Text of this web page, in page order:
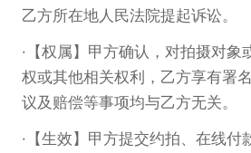
乙方所在地人民法院提起诉讼。
【权属】甲方确认，对拍摄对象
权或其他相关权利，乙方享有署
议及赔偿等事项均与乙方无关。
【生效】甲方提交约拍、在线